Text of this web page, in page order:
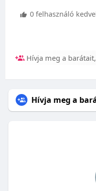
0 felhasználó
Hívja meg a
Hívja meg a